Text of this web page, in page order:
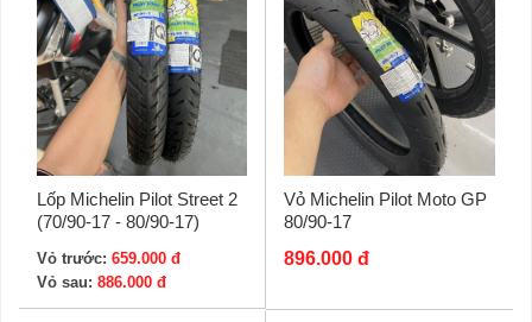
Lốp Michelin Pilot Street 2
(70/90-17 - 80/90-17)
Vỏ trước: 659.000 đ
Vỏ sau: 886.000 đ
Vỏ Michelin Pilot Moto GP
80/90-17
896.000 đ